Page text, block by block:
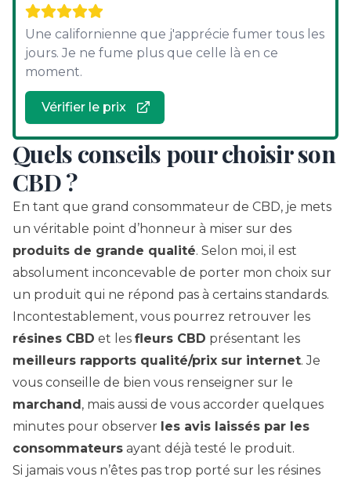
Une californienne que j'apprécie fumer tous les
jours. Je ne fume plus que celle là en ce
moment.
Vérifier le prix
Quels conseils pour choisir son
CBD ?
En tant que grand consommateur de CBD, je mets
un véritable point d’honneur à miser sur des
produits de grande qualité. Selon moi, il est
absolument inconcevable de porter mon choix sur
un produit qui ne répond pas à certains standards.
Incontestablement, vous pourrez retrouver les
résines CBD et les fleurs CBD présentant les
meilleurs rapports qualité/prix sur internet. Je
vous conseille de bien vous renseigner sur le
marchand, mais aussi de vous accorder quelques
minutes pour observer les avis laissés par les
consommateurs ayant déjà testé le produit.
Si jamais vous n’êtes pas trop porté sur les résines